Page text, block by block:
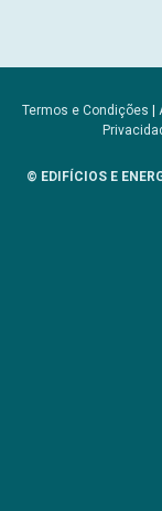
Termos e Condições |
© EDIFÍCIOS E